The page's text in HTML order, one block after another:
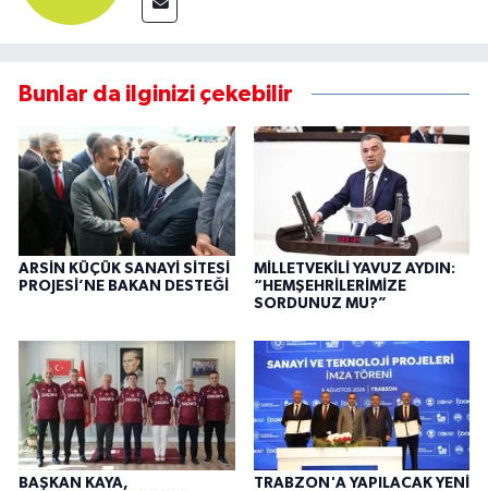
Bunlar da ilginizi çekebilir
ARSİN KÜÇÜK SANAYİ SİTESİ
PROJESİ’NE BAKAN DESTEĞİ
MİLLETVEKİLİ YAVUZ AYDIN:
“HEMŞEHRİLERİMİZE
SORDUNUZ MU?”
BAŞKAN KAYA,
TRABZON'A YAPILACAK YENİ